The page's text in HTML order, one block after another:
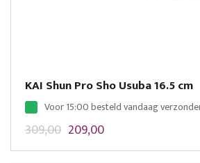
KAI Shun Pro Sho Usuba 16.5 cm
Voor 15:00 besteld vandaag
209,00
309,00